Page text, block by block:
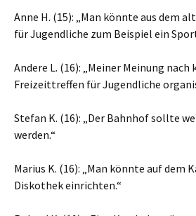
Anne H. (15): „Man könnte aus dem
für Jugendliche zum Beispiel ein
Andere L. (16): „Meiner Meinung
Freizeittreffen für Jugendliche
Stefan K. (16): „Der Bahnhof sollte
werden.“
Marius K. (16): „Man könnte auf dem
Diskothek einrichten.“